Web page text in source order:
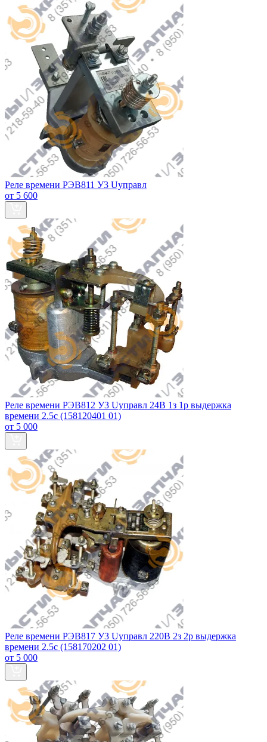
Реле времени РЭВ811 У3 Uуправл
от 5 600
Реле времени РЭВ812 У3 Uуправл 24В 1з 1р выдержка
времени 2.5с (158120401 01)
от 5 000
Реле времени РЭВ817 У3 Uуправл 220В 2з 2р выдержка
времени 2.5с (158170202 01)
от 5 000